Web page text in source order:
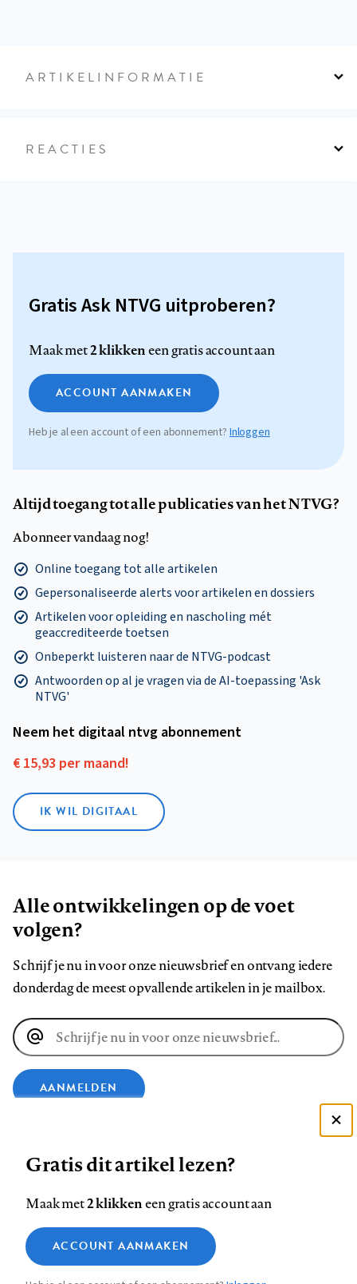
ARTIKELINFORMATIE
REACTIES
Gratis Ask NTVG uitproberen?
Maak met2 klikkeneen gratis account aan
ACCOUNT AANMAKEN
Heb je al een account of een abonnement?Inloggen
Altijd toegang tot alle publicaties van het NTVG?
Abonneer vandaag nog!
Online toegang tot alle artikelen
Gepersonaliseerde alerts voor artikelen en dossiers
Artikelen voor opleiding en nascholing mét
geaccrediteerde toetsen
Onbeperkt luisteren naar de NTVG-podcast
Antwoorden op al je vragen via de AI-toepassing 'Ask
NTVG'
Neem het digitaal ntvg abonnement
€ 15,93 per maand!
IK WIL DIGITAAL
Alle ontwikkelingen op de voet
volgen?
Schrijf je nu in voor onze nieuwsbrief en ontvang iedere
donderdag de meest opvallende artikelen in je mailbox.
E-
mailadres
AANMELDEN
op
Facebook
op
LinkedIn
op
Bluesky
ons
op
InstagramYouTube
Footer
Contact Colofon Disclaimer Privacy
Medische vragen verdienen
betrouwbare antwoorden
Zie onze cookie policy
Analytische cookies
Gratis dit artikel lezen?
Maak met2 klikkeneen gratis account aan
ACCOUNT AANMAKEN